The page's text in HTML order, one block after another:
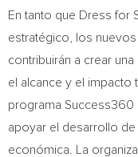
En tanto que Dress for
estratégico, los
contribuirán a crear
el alcance y el
programa Success360
apoyar el desarrollo de
económica. La